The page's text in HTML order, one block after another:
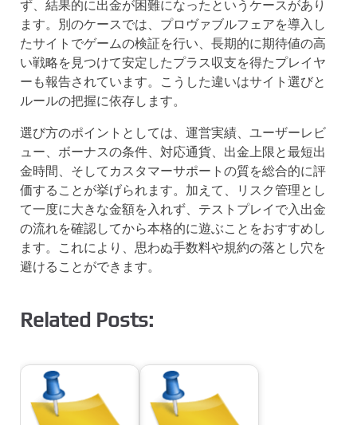
ず、結果的に出金が困難になったというケースがあり
ます。別のケースでは、プロヴァブルフェアを導入し
たサイトでゲームの検証を行い、長期的に期待値の高
い戦略を見つけて安定したプラス収支を得たプレイヤ
ーも報告されています。こうした違いはサイト選びと
ルールの把握に依存します。
選び方のポイントとしては、運営実績、ユーザーレビ
ュー、ボーナスの条件、対応通貨、出金上限と最短出
金時間、そしてカスタマーサポートの質を総合的に評
価することが挙げられます。加えて、リスク管理とし
て一度に大きな金額を入れず、テストプレイで入出金
の流れを確認してから本格的に遊ぶことをおすすめし
ます。これにより、思わぬ手数料や規約の落とし穴を
避けることができます。
Related Posts: